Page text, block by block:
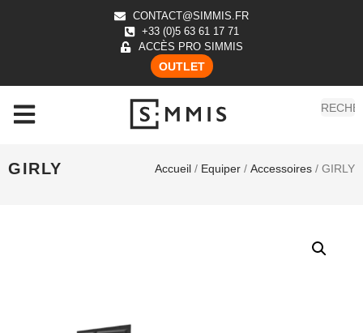
CONTACT@SIMMIS.FR
+33 (0)5 63 61 17 71
ACCÈS PRO SIMMIS
OUTLET
GIRLY Accueil / Equiper / Accessoires / GIRLY